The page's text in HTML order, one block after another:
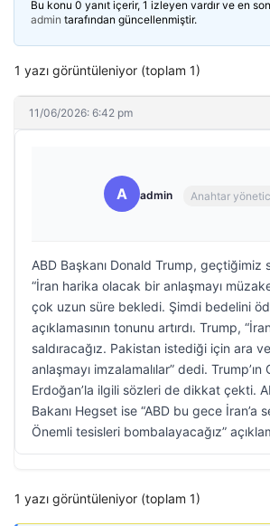
Bu konu 0 yanıt içerir, 1 izleyen vardır ve en son
admin tarafından güncellenmiştir.
1 yazı görüntüleniyor (toplam 1)
11/06/2026: 6:42 pm
A admin Anahtar
ABD Başkanı Donald Trump, geçtiğimiz
“İran harika olacak bir anlaşmayı
çok uzun süre bekledi. Şimdi bedelini
açıklamasının tonunu artırdı. Trump,
saldıracağız. Pakistan istediği için ara
anlaşmayı imzalamalılar” dedi. Trump’ın
Erdoğan’la ilgili sözleri de dikkat çekti.
Bakanı Hegset ise “ABD bu gece İran’a
Önemli tesisleri bombalayacağız”
1 yazı görüntüleniyor (toplam 1)